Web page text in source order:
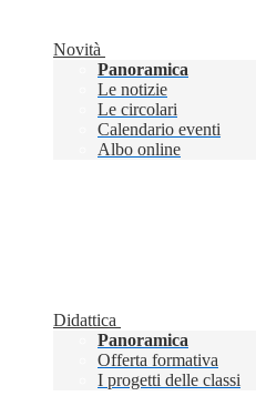
Novità
Panoramica
Le notizie
Le circolari
Calendario eventi
Albo online
Didattica
Panoramica
Offerta formativa
I progetti delle classi